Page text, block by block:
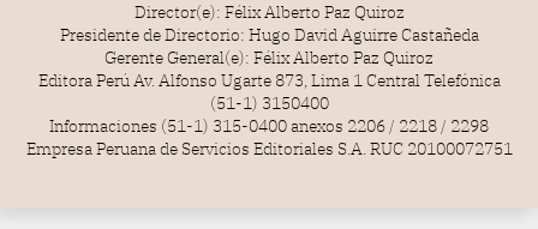
Director(e): Félix Alberto Paz Quiroz
Presidente de Directorio: Hugo David Aguirre Castañeda
Gerente General(e): Félix Alberto Paz Quiroz
Editora Perú Av. Alfonso Ugarte 873, Lima 1 Central Telefónica
(51-1) 3150400
Informaciones (51-1) 315-0400 anexos 2206 / 2218 / 2298
Empresa Peruana de Servicios Editoriales S.A. RUC 20100072751